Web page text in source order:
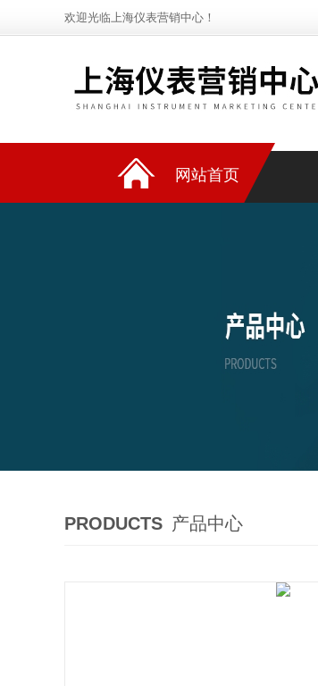
欢迎光临上海仪表营销中心！
网站首页
PRODUCTS 产品中心